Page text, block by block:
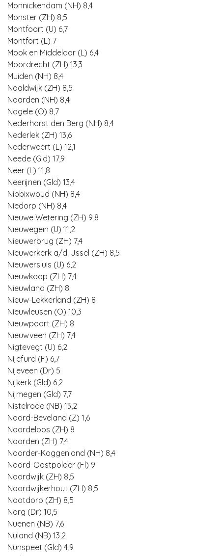
Monnickendam (NH) 8,4
Monster (ZH) 8,5
Montfoort (U) 6,7
Montfort (L) 7
Mook en Middelaar (L) 6,4
Moordrecht (ZH) 13,3
Muiden (NH) 8,4
Naaldwijk (ZH) 8,5
Naarden (NH) 8,4
Nagele (O) 8,7
Nederhorst den Berg (NH) 8,4
Nederlek (ZH) 13,6
Nederweert (L) 12,1
Neede (Gld) 17,9
Neer (L) 11,8
Neerijnen (Gld) 13,4
Nibbixwoud (NH) 8,4
Niedorp (NH) 8,4
Nieuwe Wetering (ZH) 9,8
Nieuwegein (U) 11,2
Nieuwerbrug (ZH) 7,4
Nieuwerkerk a/d IJssel (ZH) 8,5
Nieuwersluis (U) 6,2
Nieuwkoop (ZH) 7,4
Nieuwland (ZH) 8
Nieuw-Lekkerland (ZH) 8
Nieuwleusen (O) 10,3
Nieuwpoort (ZH) 8
Nieuwveen (ZH) 7,4
Nigtevegt (U) 6,2
Nijefurd (F) 6,7
Nijeveen (Dr) 5
Nijkerk (Gld) 6,2
Nijmegen (Gld) 7,7
Nistelrode (NB) 13,2
Noord-Beveland (Z) 1,6
Noordeloos (ZH) 8
Noorden (ZH) 7,4
Noorder-Koggenland (NH) 8,4
Noord-Oostpolder (Fl) 9
Noordwijk (ZH) 8,5
Noordwijkerhout (ZH) 8,5
Nootdorp (ZH) 8,5
Norg (Dr) 10,5
Nuenen (NB) 7,6
Nuland (NB) 13,2
Nunspeet (Gld) 4,9